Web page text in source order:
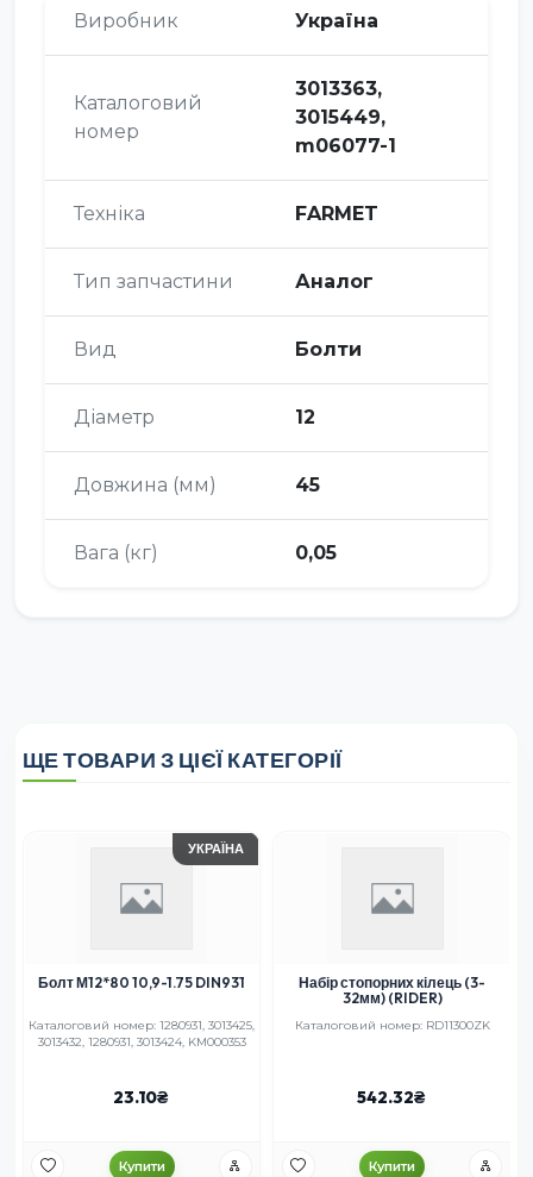
Виробник Україна
Каталоговий
номер
3013363,
3015449,
m06077-1
Техніка FARMET
Тип запчастини Аналог
Вид Болти
Діаметр 12
Довжина (мм) 45
Вага (кг) 0,05
ЩЕ ТОВАРИ З ЦІЄЇ КАТЕГОРІЇ
УКРАЇНА
Болт М12*80 10,9-1.75 DIN931
Каталоговий номер: 1280931, 3013425,
3013432, 1280931, 3013424, KM000353
23.10
Купити
Набір стопорних кілець (3-
32мм) (RIDER)
Каталоговий номер: RD11300ZK
542.32
Купити